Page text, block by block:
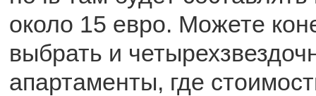
около 15 евро. Можете
выбрать и
апартаменты, где